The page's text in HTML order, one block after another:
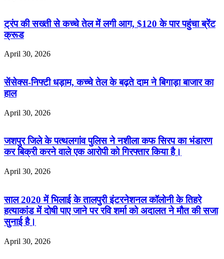
ट्रंप की सख्ती से कच्चे तेल में लगी आग, $120 के पार पहुंचा ब्रेंट
क्रूड
April 30, 2026
सेंसेक्स-निफ्टी धड़ाम, कच्चे तेल के बढ़ते दाम ने बिगाड़ा बाजार का
हाल
April 30, 2026
जशपुर जिले के पत्थलगांव पुलिस ने नशीला कफ सिरप का भंडारण
कर बिक्री करने वाले एक आरोपी को गिरफ्तार किया है।
April 30, 2026
साल 2020 में भिलाई के तालपुरी इंटरनेशनल कॉलोनी के तिहरे
हत्याकांड में दोषी पाए जाने पर रवि शर्मा को अदालत ने मौत की सजा
सुनाई है।
April 30, 2026